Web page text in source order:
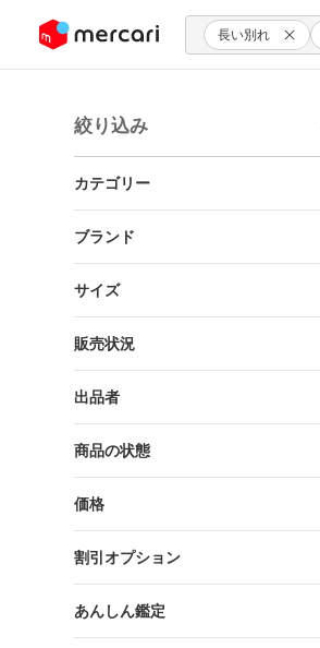
ツにスキップ 長い別れ
絞り込み
カテゴリー
ブランド
サイズ
販売状況
出品者
商品の状態
価格
割引オプション
あんしん鑑定